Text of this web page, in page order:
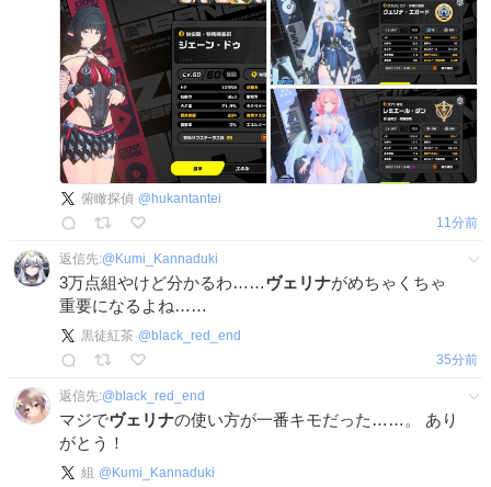
俯瞰探偵 @ hukantantei
11分前
返信先:@ Kumi_Kannaduki
3万点組やけど分かるわ……ヴェリナがめちゃくちゃ
重要になるよね……
黒徒紅茶 @black_red_end
35分前
返信先:@black_red_end
マジでヴェリナの使い方が一番キモだった……。 あり
がとう！
組 @ Kumi_Kannaduki